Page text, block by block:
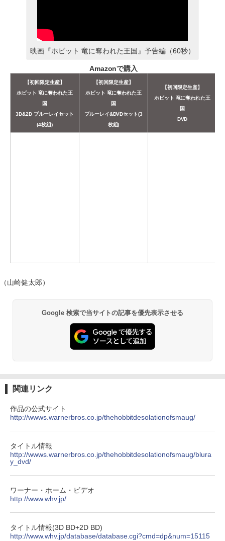
映画『ホビット 竜に奪われた王国』予告編（60秒）
Amazonで購入
【初回限定生産】
ホビット 竜に奪われた王
国
3D&2D ブルーレイセット
(4枚組)
【初回限定生産】
ホビット 竜に奪われた王
国
ブルーレイ&DVDセット(3
枚組)
【初回限定生産】
ホビット 竜に奪われた王
国
DVD
（山崎健太郎）
Google 検索で当サイトの記事を優先表示させる
関連リンク
作品の公式サイト
http://wwws.warnerbros.co.jp/thehobbitdesolationofsmaug/
タイトル情報
http://wwws.warnerbros.co.jp/thehobbitdesolationofsmaug/blura
y_dvd/
ワーナー・ホーム・ビデオ
http://www.whv.jp/
タイトル情報(3D BD+2D BD)
http://www.whv.jp/database/database.cgi?cmd=dp&num=15115